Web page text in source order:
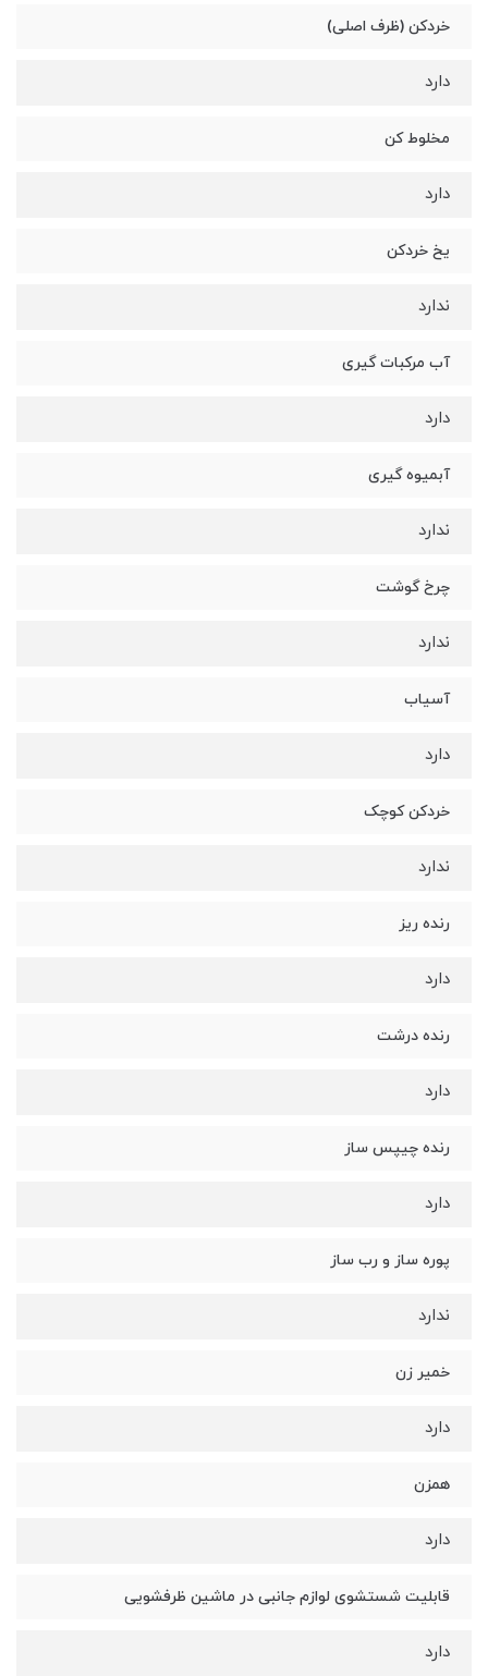
خردکن (ظرف اصلی)
دارد
مخلوط کن
دارد
یخ خردکن
ندارد
آب مرکبات گیری
دارد
آبمیوه گیری
ندارد
چرخ گوشت
ندارد
آسیاب
دارد
خردکن کوچک
ندارد
رنده ریز
دارد
رنده درشت
دارد
رنده چیپس ساز
دارد
پوره ساز و رب ساز
ندارد
خمیر زن
دارد
همزن
دارد
قابلیت شستشوی لوازم جانبی در ماشین ظرفشویی
دارد